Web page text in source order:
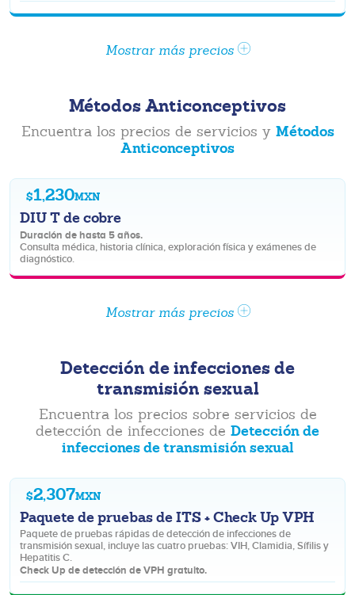
Mostrar más precios
Métodos Anticonceptivos
Encuentra los precios de servicios y Métodos
Anticonceptivos
DIU T de cobre
Duración de hasta 5 años.
Consulta médica, historia clínica, exploración física y exámenes de
diagnóstico.
$1,230MXN
Mostrar más precios
Detección de infecciones de
transmisión sexual
Encuentra los precios sobre servicios de
detección de infecciones de Detección de
infecciones de transmisión sexual
Paquete de pruebas de ITS + Check Up VPH
Paquete de pruebas rápidas de detección de infecciones de
transmisión sexual, incluye las cuatro pruebas: VIH, Clamidia, Sífilis y
Hepatitis C.
Check Up de detección de VPH gratuito.
$2,307MXN